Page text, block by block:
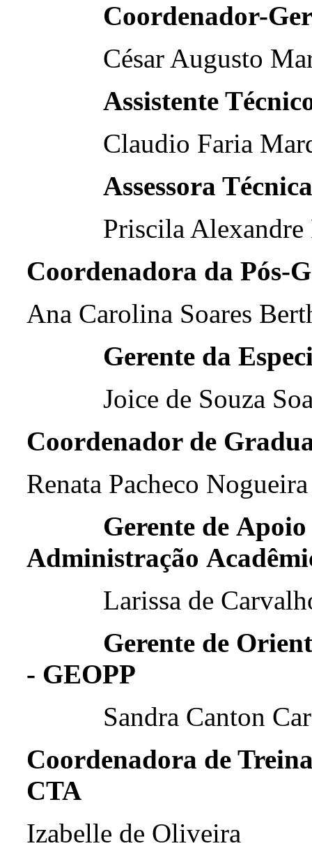
Coordenador-
César Augusto
Assistente
Claudio Faria
Assessora
Priscila Alexandre
Coordenadora da Pós-
Ana Carolina Soares
Gerente da
Joice de Souza
Coordenador de
Renata Pacheco
Gerente de
Administração
Larissa de
Gerente de
- GEOPP
Sandra Canton
Coordenadora de
CTA
Izabelle de Oliveira